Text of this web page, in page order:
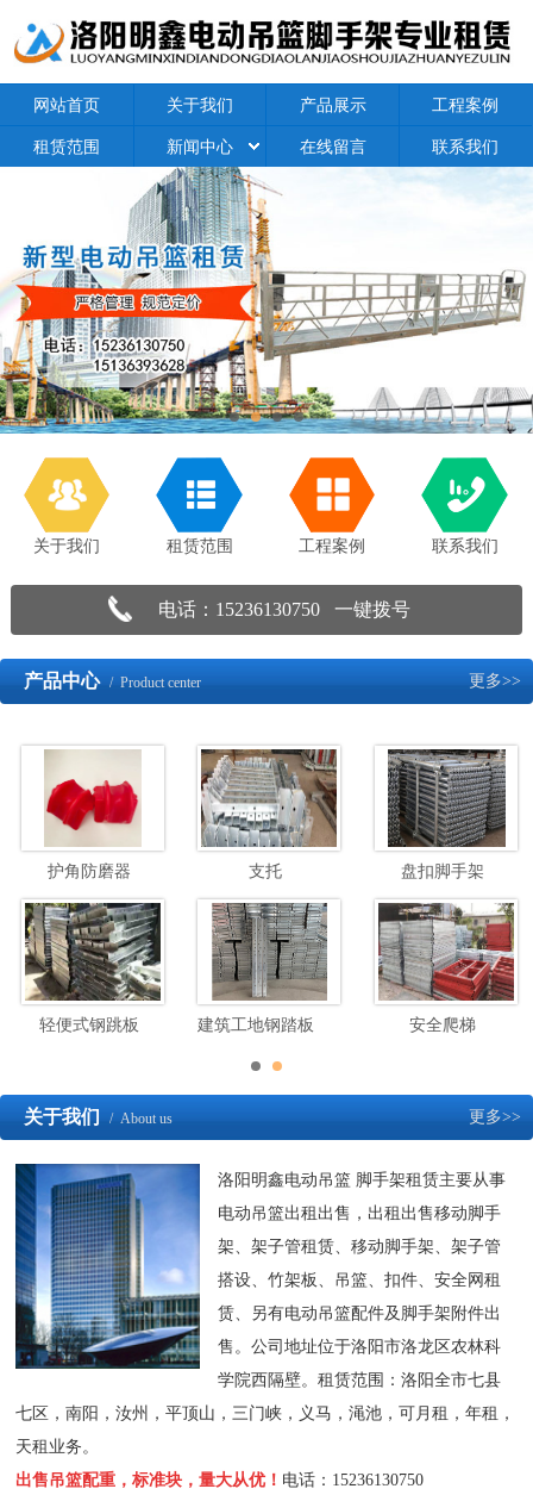
网站首页 关于我们 产品展示 工程案例
租赁范围 新闻中心 在线留言 联系我们
关于我们 租赁范围 工程案例 联系我们
电话：15236130750 一键拨号
更多>>
产品中心/ Product center
护角防磨器 支托 盘扣脚手架
轻便式钢跳板 安全爬梯
更多>>
关于我们/ About us
洛阳明鑫电动吊篮 脚手架租赁主要从事
电动吊篮出租出售，出租出售移动脚手
架、架子管租赁、移动脚手架、架子管
搭设、竹架板、吊篮、扣件、安全网租
赁、另有电动吊篮配件及脚手架附件出
售。公司地址位于洛阳市洛龙区农林科
学院西隔壁。租赁范围：洛阳全市七县
七区，南阳，汝州，平顶山，三门峡，义马，渑池，可月租，年租，
天租业务。
出售吊篮配重，标准块，量大从优！ 电话：15236130750